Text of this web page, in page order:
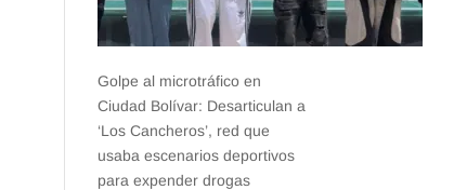
Golpe al microtráfico en
Ciudad Bolívar: Desarticulan a
‘Los Cancheros’, red que
usaba escenarios deportivos
para expender drogas